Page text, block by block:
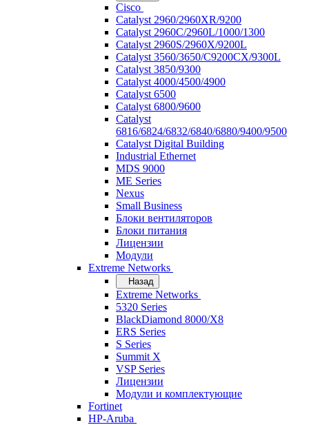
Cisco
Catalyst 2960/2960XR/9200
Catalyst 2960C/2960L/1000/1300
Catalyst 2960S/2960X/9200L
Catalyst 3560/3650/C9200CX/9300L
Catalyst 3850/9300
Catalyst 4000/4500/4900
Catalyst 6500
Catalyst 6800/9600
Catalyst
6816/6824/6832/6840/6880/9400/9500
Catalyst Digital Building
Industrial Ethernet
MDS 9000
ME Series
Nexus
Small Business
Блоки вентиляторов
Блоки питания
Лицензии
Модули
Extreme Networks
Назад
Extreme Networks
5320 Series
BlackDiamond 8000/X8
ERS Series
S Series
Summit X
VSP Series
Лицензии
Модули и комплектующие
Fortinet
HP-Aruba